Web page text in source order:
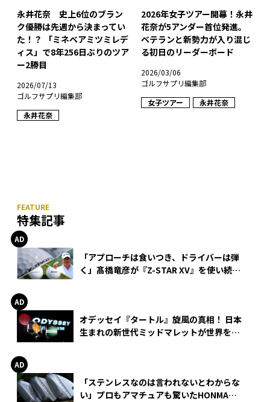
永井花奈 史上6位のブラン
ク優勝は先週から決まってい
た！？ 「ミネベアミツミレデ
ィス」で8年256日ぶりのツア
ー2勝目
2026/07/13
ゴルフサプリ編集部
永井花奈
2026年女子ツアー開幕！永井
花奈が5アンダー首位発進。
ベテランと新勢力が入り混じ
る初日のリーダーボード
2026/03/06
ゴルフサプリ編集部
女子ツアー
永井花奈
特集記事
「アプローチは食いつき、ドライバーは弾
く」髙橋竜彦が『Z-STAR XV』を使い続け
オデッセイ『タートル』旋風の真相！ 日本
生まれの新世代ミッドマレットが世界を席
「ステンレスなのは言われないとわからな
い」プロもアマチュアも驚いたHONMA